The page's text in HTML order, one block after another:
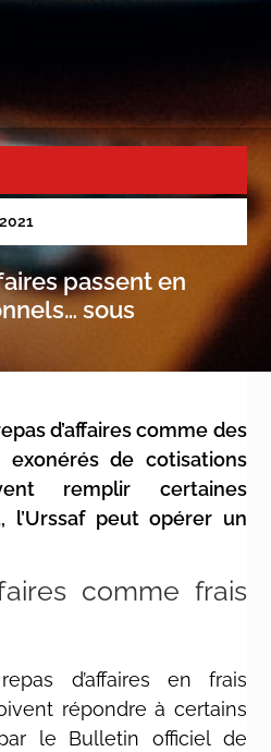
passent en
sous
d’affaires comme des
exonérés de cotisations
remplir certaines
l’Urssaf peut opérer un
comme frais
d’affaires en frais
répondre à certains
le Bulletin officiel de